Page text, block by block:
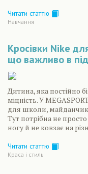
Читати статтю
Навчання
Кросівки Nike
що важливо в
Дитина, яка постійно
міцність. У
для школи,
Тут потрібна не
ногу й не ковзає на
Читати статтю
Краса і стиль